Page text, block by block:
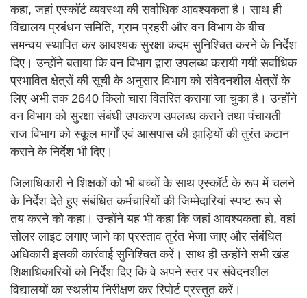
कहा, जहां एस्कॉर्ट व्यवस्था की सर्वाधिक आवश्यकता है। साथ ही
विद्यालय प्रबंधन समिति, ग्राम प्रहरी और वन विभाग के बीच
समन्वय स्थापित कर आवश्यक सुरक्षा कदम सुनिश्चित करने के निर्देश
दिए। उन्होंने बताया कि वन विभाग द्वारा उपलब्ध करायी गयी सर्वाधिक
प्रभावित क्षेत्रों की सूची के अनुसार विभाग को संवेदनशील क्षेत्रों के
लिए अभी तक 2640 किलो चारा वितरित कराया जा चुका है। उन्होंने
वन विभाग को सुरक्षा संबंधी उपकरण उपलब्ध कराने तथा पंचायती
राज विभाग को स्कूल मार्गों एवं आसपास की झाड़ियों की तुरंत कटान
कराने के निर्देश भी दिए।
जिलाधिकारी ने शिक्षकों को भी बच्चों के साथ एस्कॉर्ट के रूप में चलने
के निर्देश देते हुए संबंधित कर्मचारियों की जिम्मेदारियां स्पष्ट रूप से
तय करने को कहा। उन्होंने यह भी कहा कि जहां आवश्यकता हो, वहां
सोलर लाइट लगाए जाने का प्रस्ताव तुरंत भेजा जाए और संबंधित
अधिकारी इसकी कार्रवाई सुनिश्चित करें। साथ ही उन्होंने सभी खंड
शिक्षाधिकारियों को निर्देश दिए कि वे अपने स्तर पर संवेदनशील
विद्यालयों का स्थलीय निरीक्षण कर रिपोर्ट प्रस्तुत करें।